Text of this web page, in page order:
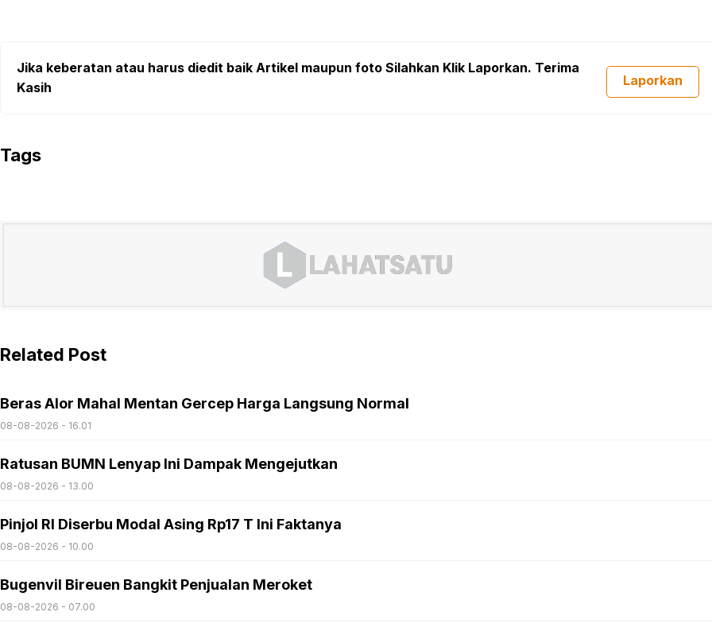
Jika keberatan atau harus diedit baik Artikel maupun foto Silahkan Klik Laporkan. Terima
Kasih
Laporkan
Tags
Related Post
Beras Alor Mahal Mentan Gercep Harga Langsung Normal
08-08-2026 - 16.01
Ratusan BUMN Lenyap Ini Dampak Mengejutkan
08-08-2026 - 13.00
Pinjol RI Diserbu Modal Asing Rp17 T Ini Faktanya
08-08-2026 - 10.00
Bugenvil Bireuen Bangkit Penjualan Meroket
08-08-2026 - 07.00